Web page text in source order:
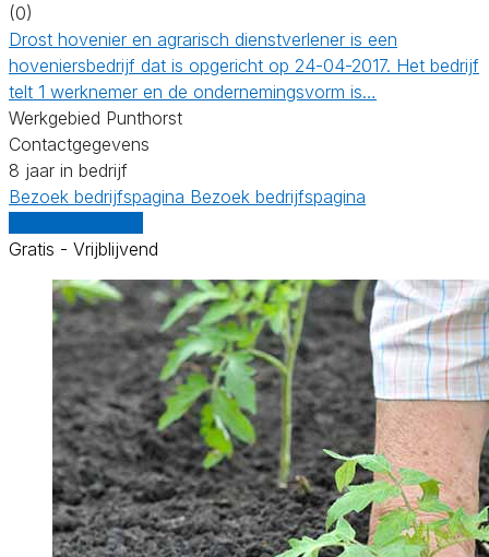
(0)
Drost hovenier en agrarisch dienstverlener is een
hoveniersbedrijf dat is opgericht op 24-04-2017. Het bedrijf
telt 1 werknemer en de ondernemingsvorm is…
Werkgebied Punthorst
Contactgegevens
8 jaar in bedrijf
Bezoek bedrijfspagina Bezoek bedrijfspagina
Gratis - Vrijblijvend